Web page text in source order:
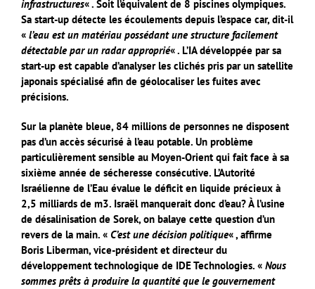
infrastructures« . Soit l’équivalent de 8 piscines olympiques.
Sa start-up détecte les écoulements depuis l’espace car, dit-il
« l’eau est un matériau possédant une structure facilement
détectable par un radar approprié« . L’IA développée par sa
start-up est capable d’analyser les clichés pris par un satellite
japonais spécialisé afin de géolocaliser les fuites avec
précisions.
Sur la planète bleue, 84 millions de personnes ne disposent
pas d’un accès sécurisé à l’eau potable. Un problème
particulièrement sensible au Moyen-Orient qui fait face à sa
sixième année de sécheresse consécutive. L’Autorité
Israélienne de l’Eau évalue le déficit en liquide précieux à
2,5 milliards de m3. Israël manquerait donc d’eau? À l’usine
de désalinisation de Sorek, on balaye cette question d’un
revers de la main. « C’est une décision politique« , affirme
Boris Liberman, vice-président et directeur du
développement technologique de IDE Technologies. « Nous
sommes prêts à produire la quantité que le gouvernement